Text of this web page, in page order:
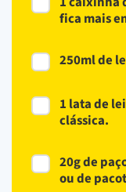
fica mais
250ml de
1 lata de
clássica.
20g de
ou de